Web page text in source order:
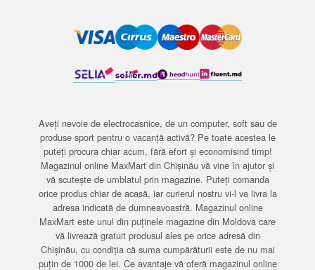
Aveți nevoie de electrocasnice, de un computer, soft sau de
produse sport pentru o vacanță activă? Pe toate acestea le
puteți procura chiar acum, fără efort și economisind timp!
Magazinul online MaxMart din Chișinău vă vine în ajutor și
vă scutește de umblatul prin magazine. Puteți comanda
orice produs chiar de acasă, iar curierul nostru vi-l va livra la
adresa indicată de dumneavoastră. Magazinul online
MaxMart este unul din puținele magazine din Moldova care
vă livrează gratuit produsul ales pe orice adresă din
Chișinău, cu condiția că suma cumpărăturii este de nu mai
puțin de 1000 de lei. Ce avantaje vă oferă magazinul online